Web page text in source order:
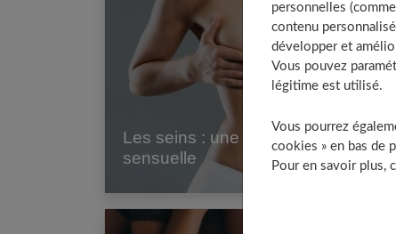
Les seins : une zone sensible et
sensuelle
personnelles
contenu
développer et
Vous pouvez
légitime est utilisé.
Vous pourrez
cookies » en bas de
Pour en savoir plus,